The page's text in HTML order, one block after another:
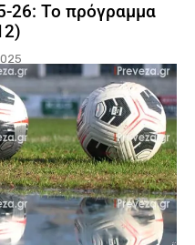
26: Το πρόγραμμα